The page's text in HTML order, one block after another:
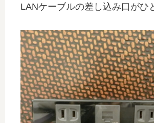
LANケーブルの差し込み口がひ